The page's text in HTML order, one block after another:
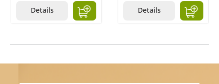
Details Details